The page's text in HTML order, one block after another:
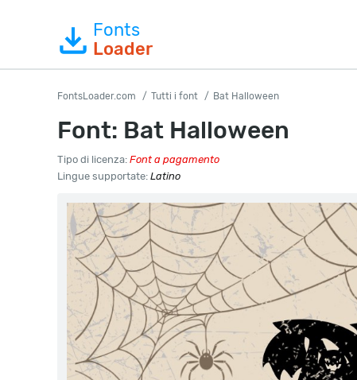
Fonts
Loader
FontsLoader.com Tutti i font Bat Halloween
Font: Bat Halloween
Tipo di licenza: Font a pagamento
Lingue supportate: Latino